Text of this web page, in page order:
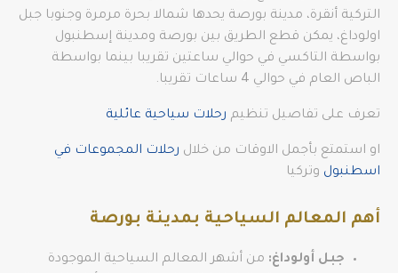
التركية أنقرة، مدينة بورصة يحدها شمالا بحرة مرمرة وجنوبا جبل
اولوداغ، يمكن قطع الطريق بين بورصة ومدينة إسطنبول
بواسطة التاكسي في حوالي ساعتين تقريبا بينما بواسطة
الباص العام في حوالي 4 ساعات تقريبا.
تعرف على تفاصيل تنظيم رحلات سياحية عائلية
او استمتع بأجمل الاوقات من خلال رحلات المجموعات في
اسطنبول وتركيا
أهم المعالم السياحية بمدينة بورصة
جبل أولوداغ: من أشهر المعالم السياحية الموجودة